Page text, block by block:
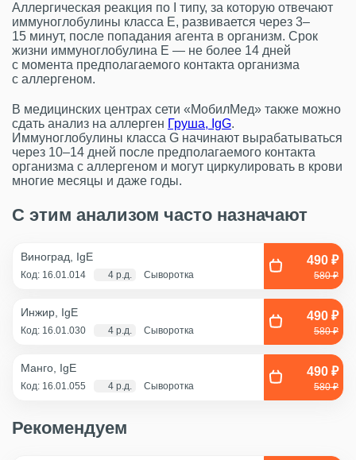
Аллергическая реакция по I типу, за которую отвечают
иммуноглобулины класса Е, развивается через 3–
15 минут, после попадания агента в организм. Срок
жизни иммуноглобулина Е — не более 14 дней
с момента предполагаемого контакта организма
с аллергеном.
В медицинских центрах сети «МобилМед» также можно
сдать анализ на аллерген Груша, IgG.
Иммуноглобулины класса G начинают вырабатываться
через 10–14 дней после предполагаемого контакта
организма с аллергеном и могут циркулировать в крови
многие месяцы и даже годы.
С этим анализом часто назначают
Виноград, IgE
Код: 16.01.014 4 р.д. Сыворотка
490 ₽
580 ₽
Инжир, IgE
Код: 16.01.030 4 р.д. Сыворотка
490 ₽
580 ₽
Манго, IgE
Код: 16.01.055 4 р.д. Сыворотка
490 ₽
580 ₽
Рекомендуем